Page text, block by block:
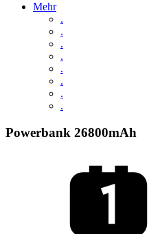
Mehr
.
.
.
.
.
.
.
.
Powerbank 26800mAh